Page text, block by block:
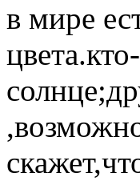
в мире